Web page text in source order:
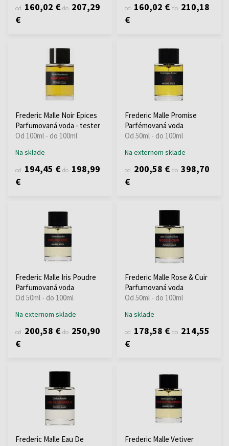
od 160,02 € do 207,29
€
od 160,02 € do 210,18
€
Frederic Malle Noir Epices
Parfumovaná voda - tester
Od 100ml - do 100ml
Na sklade
od 194,45 € do 198,99
€
Frederic Malle Promise
Parfémovaná voda
Od 50ml - do 100ml
Na externom sklade
od 200,58 € do 398,70
€
Frederic Malle Iris Poudre
Parfumovaná voda
Od 50ml - do 100ml
Na externom sklade
od 200,58 € do 250,90
€
Frederic Malle Rose & Cuir
Parfumovaná voda
Od 50ml - do 100ml
Na sklade
od 178,58 € do 214,55
€
Frederic Malle Eau De
Frederic Malle Vetiver